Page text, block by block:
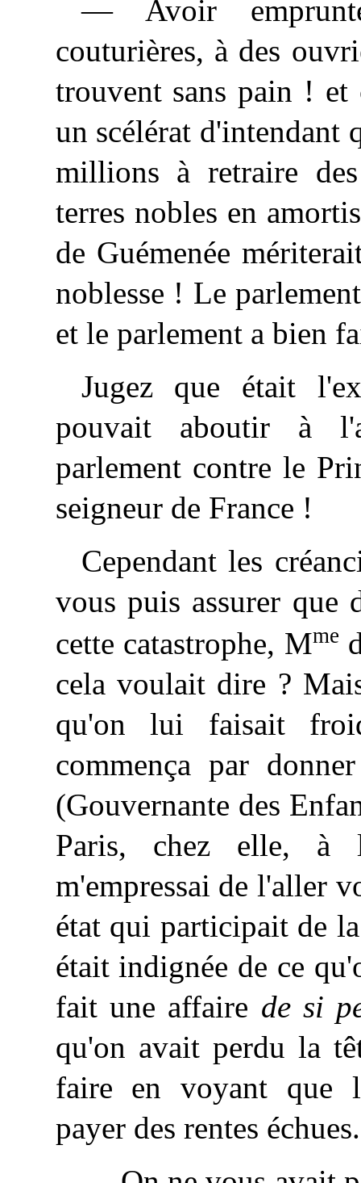
— Avoir
couturières, à des
trouvent sans pain ! et
un scélérat d'intendant
millions à retraire
terres nobles en
de Guémenée
noblesse ! Le
et le parlement a bien
Jugez que était
pouvait aboutir à
parlementcontre le
seigneur de France !
Cependant les
vous puis assurer que
cette catastrophe, Mme
cela voulait dire ?
qu'on lui faisait
commença par
(Gouvernante des
Paris, chez elle, à
m'empressai de l'aller
état qui participait de
était indignée de ce
fait une affaire de si
qu'on avait perdu la
faire en voyant que
payer des rentes échues.